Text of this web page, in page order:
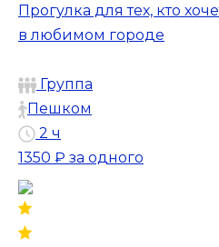
Прогулка для тех, кто
в любимом городе
Группа
Пешком
2 ч
1350 ₽ за одного